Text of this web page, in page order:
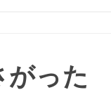
がった